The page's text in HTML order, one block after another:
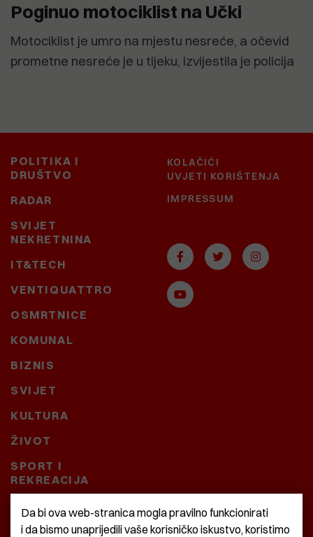
Poginuo motociklist na Učki
Motociklist je umro na mjestu nesreće, a očevid
prometne nesreće je u tijeku, izvijestila je policija
POLITIKA I
DRUŠTVO
RADAR
SVIJET
NEKRETNINA
IT&TECH
VENTIQUATTRO
OSMRTNICE
KOMUNAL
BIZNIS
SVIJET
KULTURA
ŽIVOT
SPORT I
REKREACIJA
CRNA KRONIKA
BAŠTARDINI I PRAVI
KOLAČIĆI
UVJETI KORIŠTENJA
IMPRESSUM
Da bi ova web-stranica mogla pravilno funkcionirati
i da bismo unaprijedili vaše korisničko iskustvo, koristimo